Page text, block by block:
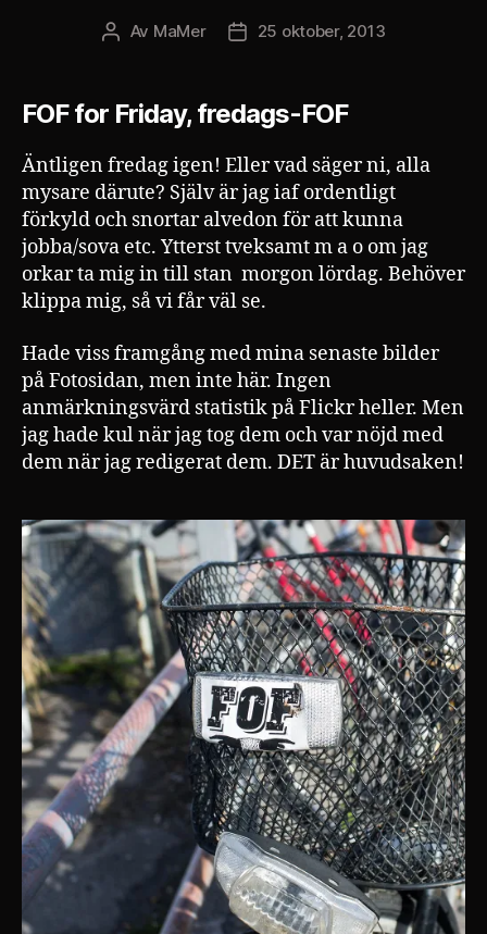
Inläggsförfattare
Av MaMer Inläggsdatum
25 oktober, 2013
FOF for Friday, fredags-FOF
Äntligen fredag igen! Eller vad säger ni, alla
mysare därute? Själv är jag iaf ordentligt
förkyld och snortar alvedon för att kunna
jobba/sova etc. Ytterst tveksamt m a o om jag
orkar ta mig in till stan morgon lördag. Behöver
klippa mig, så vi får väl se.
Hade viss framgång med mina senaste bilder
på Fotosidan, men inte här. Ingen
anmärkningsvärd statistik på Flickr heller. Men
jag hade kul när jag tog dem och var nöjd med
dem när jag redigerat dem. DET är huvudsaken!